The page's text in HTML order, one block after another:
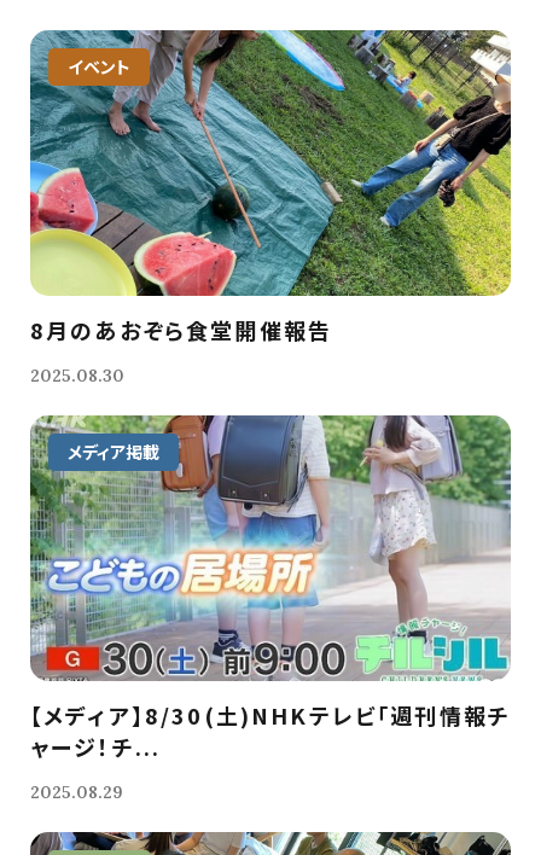
イベント
8月のあおぞら食堂開催報告
2025.08.30
メディア掲載
【メディア】8/30(土)NHKテレビ「週刊情報チ
ャージ！チ...
2025.08.29